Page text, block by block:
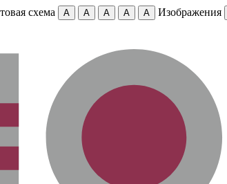
схема A A A A A Изображения